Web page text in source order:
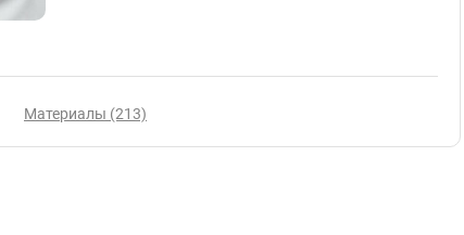
Материалы (213)